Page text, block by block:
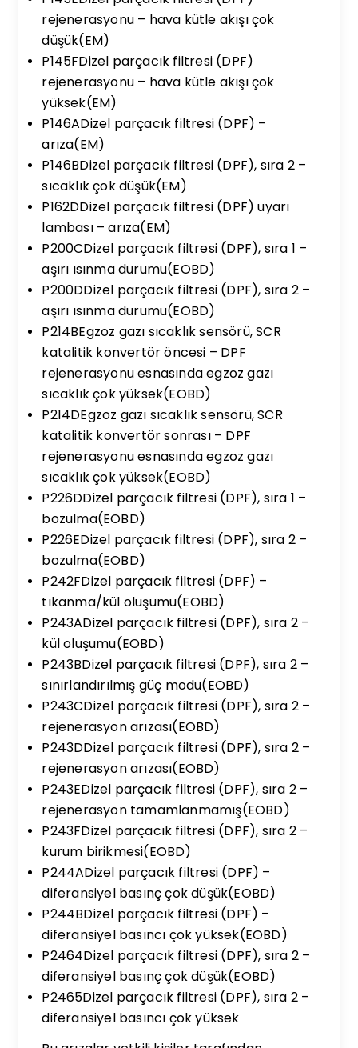
rejenerasyonu – hava kütle akışı çok
düşük(EM)
P145FDizel parçacık filtresi (DPF)
rejenerasyonu – hava kütle akışı çok
yüksek(EM)
P146ADizel parçacık filtresi (DPF) –
arıza(EM)
P146BDizel parçacık filtresi (DPF), sıra 2 –
sıcaklık çok düşük(EM)
P162DDizel parçacık filtresi (DPF) uyarı
lambası – arıza(EM)
P200CDizel parçacık filtresi (DPF), sıra 1 –
aşırı ısınma durumu(EOBD)
P200DDizel parçacık filtresi (DPF), sıra 2 –
aşırı ısınma durumu(EOBD)
P214BEgzoz gazı sıcaklık sensörü, SCR
katalitik konvertör öncesi – DPF
rejenerasyonu esnasında egzoz gazı
sıcaklık çok yüksek(EOBD)
P214DEgzoz gazı sıcaklık sensörü, SCR
katalitik konvertör sonrası – DPF
rejenerasyonu esnasında egzoz gazı
sıcaklık çok yüksek(EOBD)
P226DDizel parçacık filtresi (DPF), sıra 1 –
bozulma(EOBD)
P226EDizel parçacık filtresi (DPF), sıra 2 –
bozulma(EOBD)
P242FDizel parçacık filtresi (DPF) –
tıkanma/kül oluşumu(EOBD)
P243ADizel parçacık filtresi (DPF), sıra 2 –
kül oluşumu(EOBD)
P243BDizel parçacık filtresi (DPF), sıra 2 –
sınırlandırılmış güç modu(EOBD)
P243CDizel parçacık filtresi (DPF), sıra 2 –
rejenerasyon arızası(EOBD)
P243DDizel parçacık filtresi (DPF), sıra 2 –
rejenerasyon arızası(EOBD)
P243EDizel parçacık filtresi (DPF), sıra 2 –
rejenerasyon tamamlanmamış(EOBD)
P243FDizel parçacık filtresi (DPF), sıra 2 –
kurum birikmesi(EOBD)
P244ADizel parçacık filtresi (DPF) –
diferansiyel basınç çok düşük(EOBD)
P244BDizel parçacık filtresi (DPF) –
diferansiyel basıncı çok yüksek(EOBD)
P2464Dizel parçacık filtresi (DPF), sıra 2 –
diferansiyel basınç çok düşük(EOBD)
P2465Dizel parçacık filtresi (DPF), sıra 2 –
diferansiyel basıncı çok yüksek